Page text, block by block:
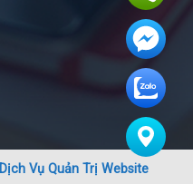
Dịch Vụ Quản Trị Website